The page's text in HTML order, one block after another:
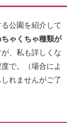
公園を紹介して
ちゃくちゃ種類が
、私も詳しくな
で。（場合によ
れませんがご了